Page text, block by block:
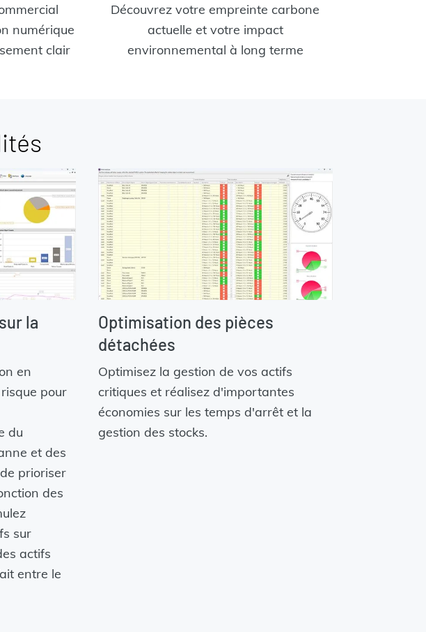
numérique
clair
Découvrez votre empreinte carbone
actuelle et votre impact
environnemental à long terme
la
en
pour
du
et des
prioriser
des
sur
actifs
entre le
Optimisation des pièces
détachées
Optimisez la gestion de vos actifs
critiques et réalisez d'importantes
économies sur les temps d'arrêt et la
gestion des stocks.